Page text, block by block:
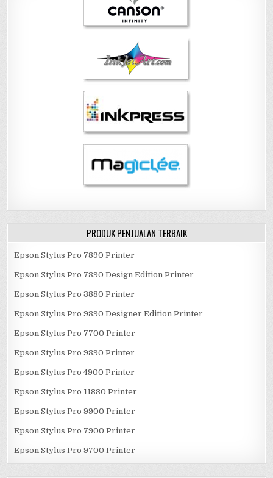
PRODUK PENJUALAN TERBAIK
Epson Stylus Pro 7890 Printer
Epson Stylus Pro 7890 Design Edition Printer
Epson Stylus Pro 3880 Printer
Epson Stylus Pro 9890 Designer Edition Printer
Epson Stylus Pro 7700 Printer
Epson Stylus Pro 9890 Printer
Epson Stylus Pro 4900 Printer
Epson Stylus Pro 11880 Printer
Epson Stylus Pro 9900 Printer
Epson Stylus Pro 7900 Printer
Epson Stylus Pro 9700 Printer